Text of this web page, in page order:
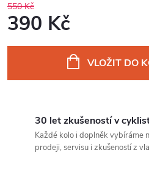
550 Kč
390 Kč
VLOŽIT DO
30 let zkušeností v
Každé kolo i doplněk vybíráme
prodeji, servisu i zkušeností z